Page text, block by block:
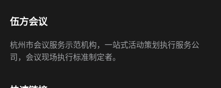
会议服务
公关策划